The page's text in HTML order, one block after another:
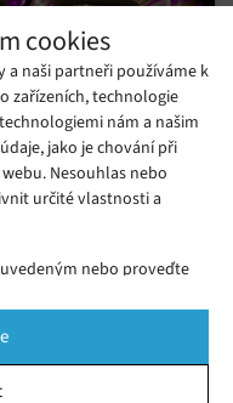
cookies
a naši partneři používáme k
zařízeních, technologie
nám a našim
jako je chování při
Nesouhlas nebo
určité vlastnosti a
nebo proveďte
použity pouze na tomto
kliknutím na tlačítko
povolíte tento
líbit